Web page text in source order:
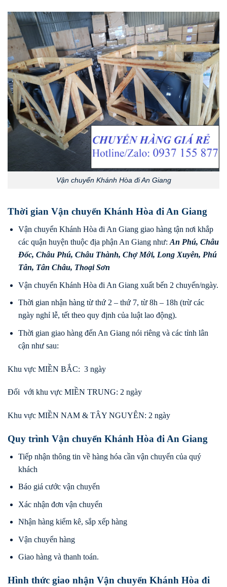
Vận chuyển Khánh Hòa đi An Giang
Thời gian Vận chuyển Khánh Hòa đi An Giang
Vận chuyển Khánh Hòa đi An Giang giao hàng tận nơi khắp
các quận huyện thuộc địa phận An Giang như: An Phú, Châu
Đốc, Châu Phú, Châu Thành, Chợ Mới, Long Xuyên, Phú
Tân, Tân Châu, Thoại Sơn
Vận chuyển Khánh Hòa đi An Giang xuất bến 2 chuyến/ngày.
Thời gian nhận hàng từ thứ 2 – thứ 7, từ 8h – 18h (trừ các
ngày nghỉ lễ, tết theo quy định của luật lao động).
Thời gian giao hàng đến An Giang nói riêng và các tỉnh lân
cận như sau:
Khu vực MIỀN BẮC: 3 ngày
Đối với khu vực MIỀN TRUNG: 2 ngày
Khu vực MIỀN NAM & TÂY NGUYÊN: 2 ngày
Quy trình Vận chuyển Khánh Hòa đi An Giang
Tiếp nhận thông tin về hàng hóa cần vận chuyển của quý
khách
Báo giá cước vận chuyển
Xác nhận đơn vận chuyển
Nhận hàng kiểm kê, sắp xếp hàng
Vận chuyển hàng
Giao hàng và thanh toán.
Hình thức giao nhận Vận chuyển Khánh Hòa đi